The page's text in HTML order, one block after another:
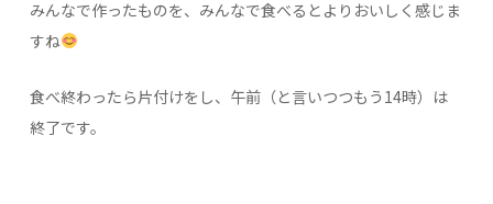
みんなで作ったものを、みんなで食べるとよりおいしく感じま
すね
食べ終わったら片付けをし、午前（と言いつつもう14時）は
終了です。